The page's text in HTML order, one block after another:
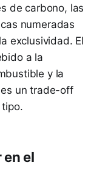
de carbono, las
numeradas
exclusividad. El
a la
y la
un trade-off
en el